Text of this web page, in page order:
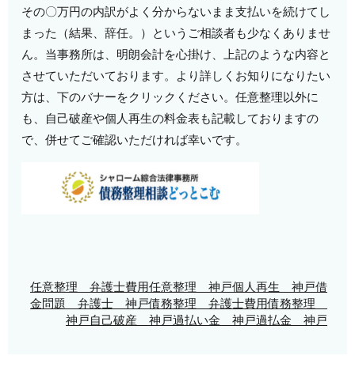
その〇万円の内訳がよく分からないまま支払いを続けてし
まった（結果、辞任。）というご相談者も少なくありませ
ん。当事務所は、明朗会計を心掛け、上記のような内容と
させていただいております。より詳しくお知りになりたい
方は、下のバナーをクリックください。任意整理以外に
も、自己破産や個人再生の料金表も記載しておりますの
で、併せてご確認いただければ幸いです。
任意整理 弁護士費用任意整理 神戸個人再生 神戸借
金問題 弁護士 神戸債務整理 弁護士費用債務整理
神戸自己破産 神戸過払い金 神戸過払金 神戸